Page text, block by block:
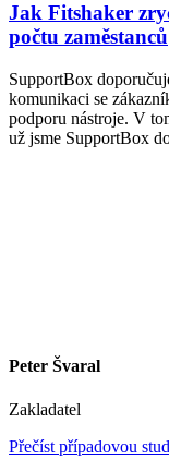
Jak Fitshaker
počtu zaměstanců
SupportBox
komunikaci se
podporu nástroje. V
už jsme SupportBox
Peter Švaral
Zakladatel
Přečíst případovou